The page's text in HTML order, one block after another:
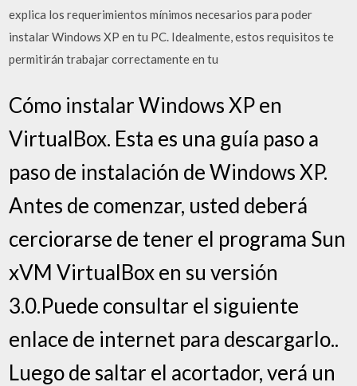
explica los requerimientos mínimos necesarios para poder
instalar Windows XP en tu PC. Idealmente, estos requisitos te
permitirán trabajar correctamente en tu
Cómo instalar Windows XP en
VirtualBox. Esta es una guía paso a
paso de instalación de Windows XP.
Antes de comenzar, usted deberá
cerciorarse de tener el programa Sun
xVM VirtualBox en su versión
3.0.Puede consultar el siguiente
enlace de internet para descargarlo..
Luego de saltar el acortador, verá un